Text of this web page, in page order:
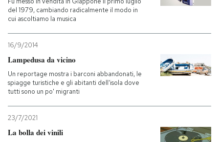
del 1979, cambiando radicalmente il modo in
cui ascoltiamo la musica
16/9/2014
Lampedusa da vicino
Un reportage mostra i barconi abbandonati, le
spiagge turistiche e gli abitanti dell'isola dove
tutti sono un po' migranti
23/7/2021
La bolla dei vinili